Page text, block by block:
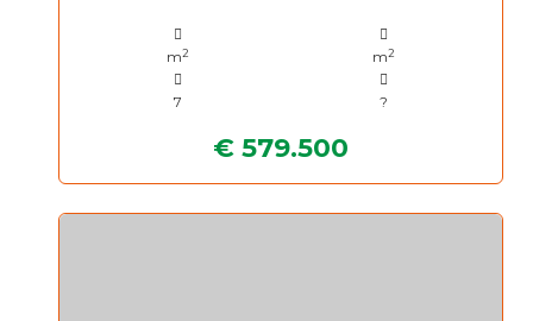
m2 m2
7 ?
€ 579.500